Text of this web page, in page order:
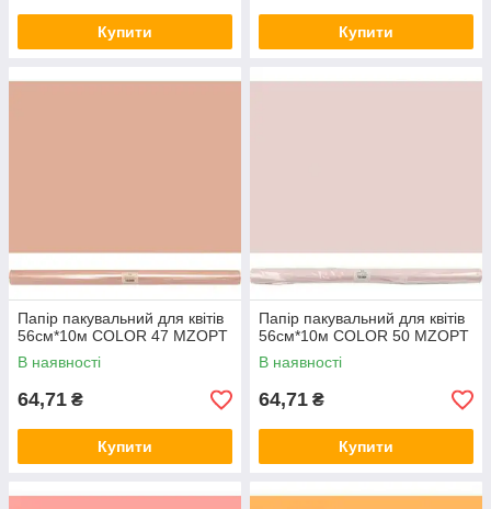
Купити Купити
Папір пакувальний для квітів
56см*10м COLOR 47 MZOPT
В наявності
64,71 ₴
Купити
Папір пакувальний для квітів
56см*10м COLOR 50 MZOPT
В наявності
64,71 ₴
Купити